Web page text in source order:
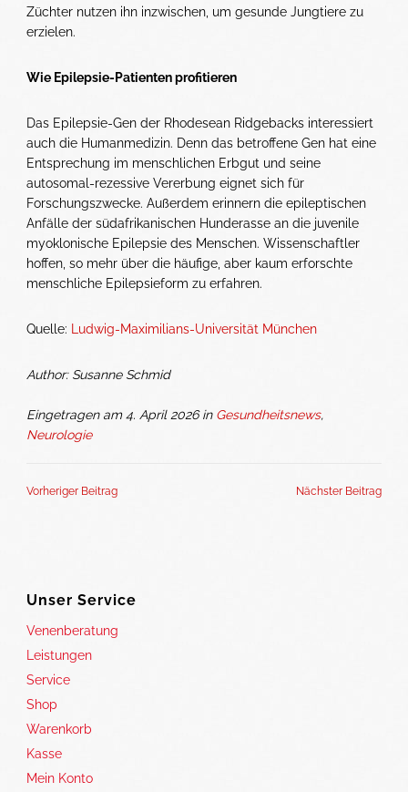
Züchter nutzen ihn inzwischen, um gesunde Jungtiere zu
erzielen.
Wie Epilepsie-Patienten profitieren
Das Epilepsie-Gen der Rhodesean Ridgebacks interessiert
auch die Humanmedizin. Denn das betroffene Gen hat eine
Entsprechung im menschlichen Erbgut und seine
autosomal-rezessive Vererbung eignet sich für
Forschungszwecke. Außerdem erinnern die epileptischen
Anfälle der südafrikanischen Hunderasse an die juvenile
myoklonische Epilepsie des Menschen. Wissenschaftler
hoffen, so mehr über die häufige, aber kaum erforschte
menschliche Epilepsieform zu erfahren.
Quelle: Ludwig-Maximilians-Universität München
Author: Susanne Schmid
Eingetragen am 4. April 2026 in Gesundheitsnews,
Neurologie
Vorheriger Beitrag Nächster Beitrag
Unser Service
Venenberatung
Leistungen
Service
Shop
Warenkorb
Kasse
Mein Konto